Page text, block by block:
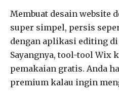
Membuat desain website
super simpel, persis
dengan aplikasi editing
Sayangnya, tool-tool Wix
pemakaian gratis. Anda
premium kalau ingin